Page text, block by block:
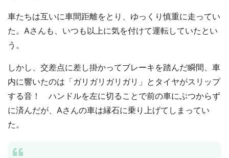
車たちは互いに車間距離をとり、ゆっくり慎重に走ってい
た。Aさんも、いつも以上に気を付けて運転していたとい
う。
しかし、交差点に差し掛かってブレーキを踏んだ瞬間、車
内に響いたのは「ガリガリガリガリ」とタイヤがスリップ
する音！ ハンドルを左に切ることで前の車にぶつからず
に済んだが、Aさんの車は縁石に乗り上げてしまってい
た。